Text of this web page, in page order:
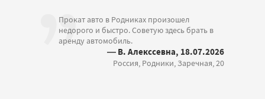
Прокат авто в Родниках произошел
недорого и быстро. Советую здесь брать в
аренду автомобиль.
— В. Алекссевна, 18.07.2026
Россия, Родники, Заречная, 20